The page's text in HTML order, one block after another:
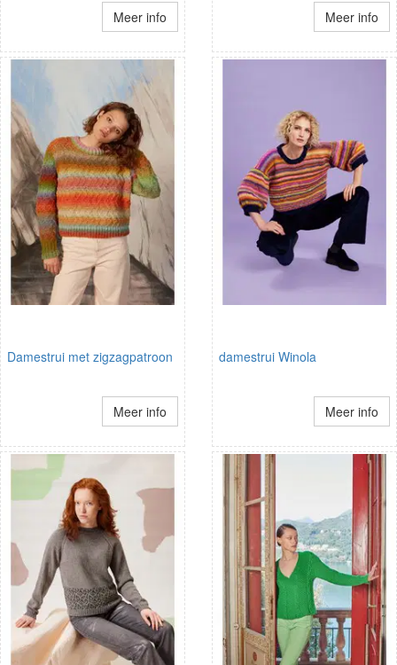
Meer info Meer info
Damestrui met zigzagpatroon
Meer info
damestrui Winola
Meer info